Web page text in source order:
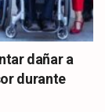
dañar a
durante